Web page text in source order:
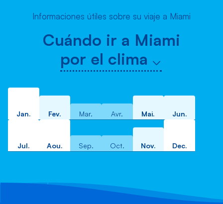
Informaciones útiles sobre su viaje a Miami
Cuándo ir a Miami
por el clima
Jan. Fev. Mar. Avr. Mai. Jun.
Jul. Aou. Sep. Oct. Nov. Dec.